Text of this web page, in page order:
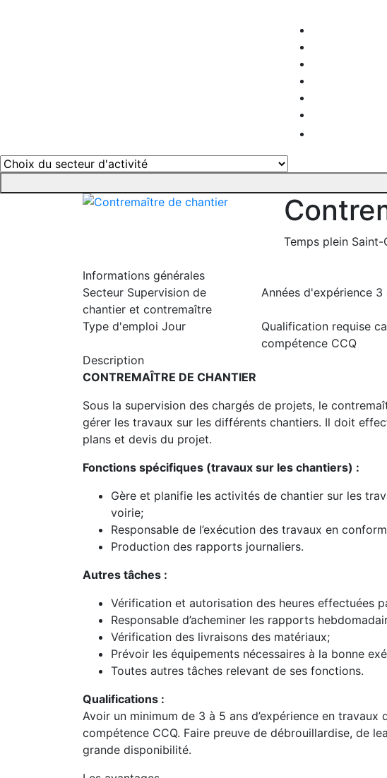
Temps plein Saint-
Informations générales
Secteur Supervision de
chantier et contremaître
Années d'expérience 3
Type d'emploi Jour Qualification requise
compétence CCQ
Description
CONTREMAÎTRE DE CHANTIER
Sous la supervision des chargés de projets, le
gérer les travaux sur les différents chantiers. Il doit
plans et devis du projet.
Fonctions spécifiques (travaux sur les chantiers) :
Gère et planifie les activités de chantier sur les
voirie;
Responsable de l’exécution des travaux en
Production des rapports journaliers.
Autres tâches :
Vérification et autorisation des heures effectuées
Responsable d’acheminer les rapports
Vérification des livraisons des matériaux;
Prévoir les équipements nécessaires à la bonne
Toutes autres tâches relevant de ses fonctions.
Qualifications :
Avoir un minimum de 3 à 5 ans d’expérience en travaux
compétence CCQ. Faire preuve de débrouillardise, de
grande disponibilité.